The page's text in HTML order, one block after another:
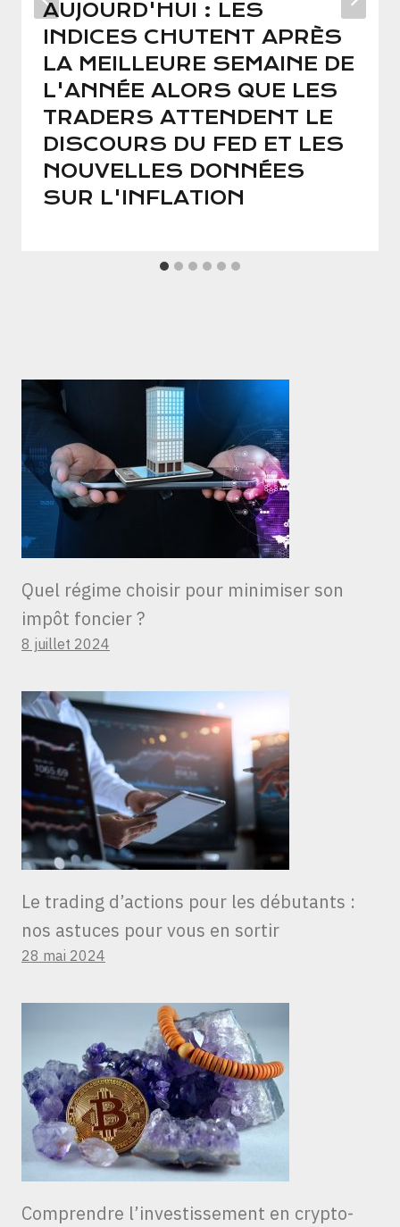
AUJOURD'HUI : LES
INDICES CHUTENT APRÈS
LA MEILLEURE SEMAINE DE
L'ANNÉE ALORS QUE LES
TRADERS ATTENDENT LE
DISCOURS DU FED ET LES
NOUVELLES DONNÉES
SUR L'INFLATION
Quel régime choisir pour minimiser son
impôt foncier ?
8 juillet 2024
Le trading d’actions pour les débutants :
nos astuces pour vous en sortir
28 mai 2024
Comprendre l’investissement en crypto-